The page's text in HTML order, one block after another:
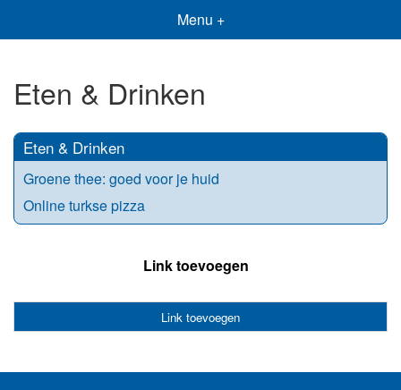
Menu +
Eten & Drinken
Eten & Drinken
Groene thee: goed voor je huid
Online turkse pizza
Link toevoegen
Link toevoegen